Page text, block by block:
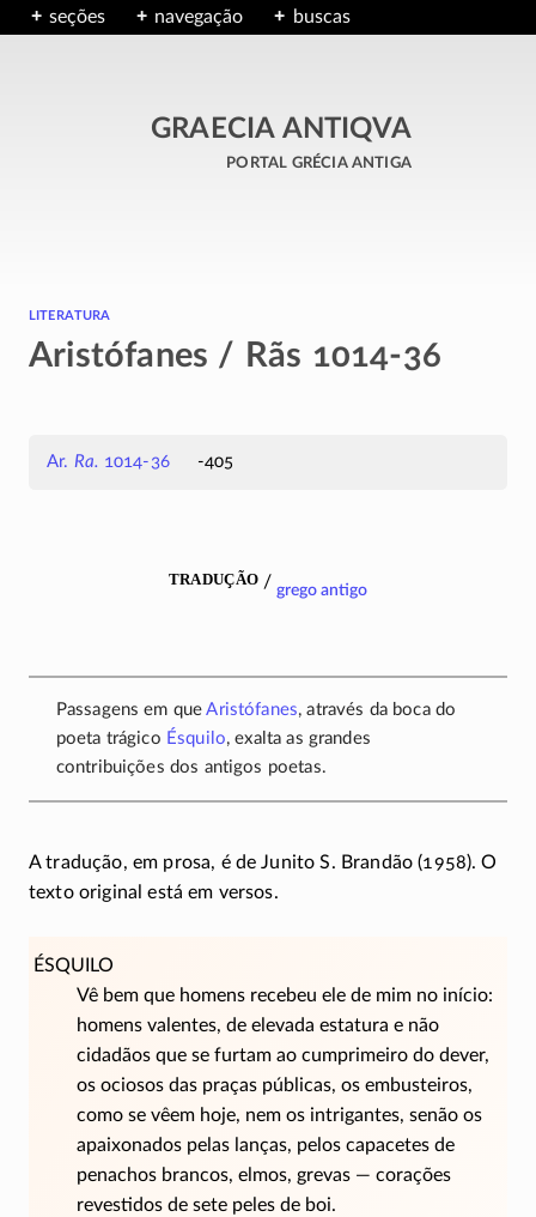
seções navegação buscas
GRAECIA ANTIQVA
portal grécia antiga
literatura
Aristófanes / Rãs 1014-36
Ar. Ra. 1014-36 -405
tradução / grego antigo
Passagens em queAristófanes, através da boca do
poeta trágico Ésquilo, exalta as grandes
contribuições dos antigos poetas.
A tradução, em prosa, é de Junito S. Brandão (1958). O
texto original está em versos.
ÉSQUILO
Vê bem que homens recebeu ele de mim no início:
homens valentes, de elevada estatura e não
cidadãos que se furtam ao cumprimeiro do dever,
os ociosos das praças públicas, os embusteiros,
como se vêem hoje, nem os intrigantes, senão os
apaixonados pelas lanças, pelos capacetes de
penachos brancos, elmos, grevas — corações
revestidos de sete peles de boi.